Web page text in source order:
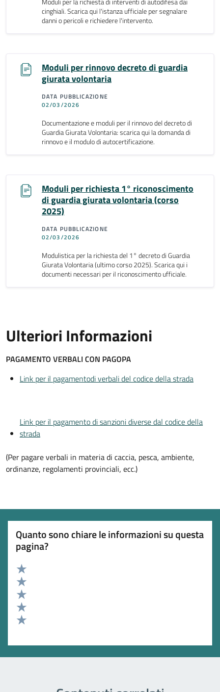
cinghiali. Scarica qui l'istanza ufficiale per segnalare
danni o pericoli e richiedere l'intervento.
Moduli per rinnovo decreto di guardia
giurata volontaria
DATA PUBBLICAZIONE
02/03/2026
Documentazione e moduli per il rinnovo del decreto di
Guardia Giurata Volontaria: scarica qui la domanda di
rinnovo e il modulo di autocertificazione.
Moduli per richiesta 1° riconoscimento
di guardia giurata volontaria (corso
2025)
DATA PUBBLICAZIONE
02/03/2026
Modulistica per la richiesta del 1° decreto di Guardia
Giurata Volontaria (ultimo corso 2025). Scarica qui i
documenti necessari per il riconoscimento ufficiale.
Ulteriori Informazioni
PAGAMENTO VERBALI CON PAGOPA
Link per il pagamentodi verbali del codice della strada
Link per il pagamento di sanzioni diverse dal codice della
strada
(Per pagare verbali in materia di caccia, pesca, ambiente,
ordinanze, regolamenti provinciali, ecc.)
Quanto sono chiare le informazioni su questa
pagina?
Valuta 5 stelle su 5
Valuta 4 stelle su 5
Valuta 3 stelle su 5
Valuta 2 stelle su 5